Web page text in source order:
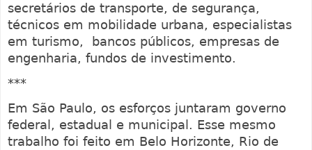
secretários de transporte, de segurança,
técnicos em mobilidade urbana, especialistas
em turismo, bancos públicos, empresas de
engenharia, fundos de investimento.
***
Em São Paulo, os esforços juntaram governo
federal, estadual e municipal. Esse mesmo
trabalho foi feito em Belo Horizonte, Rio de